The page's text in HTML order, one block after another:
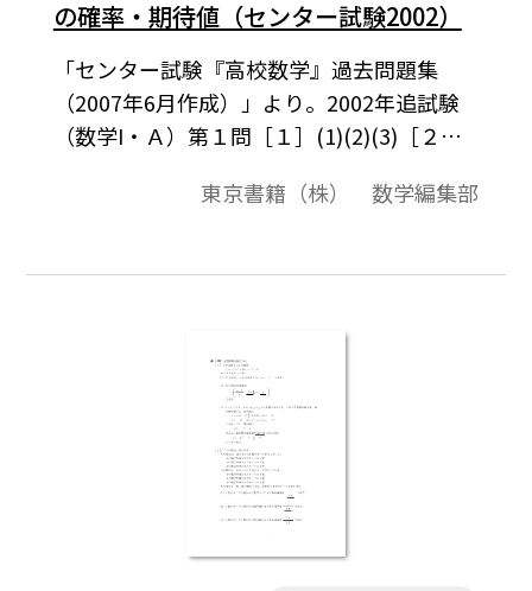
の確率・期待値（センター試験2002）
「センター試験『高校数学』過去問題集
（2007年6月作成）」より。2002年追試験
（数学I・Ａ）第１問［１］(1)(2)(3)［２］
（2007－2012年度用）「数学A」（2008－
2000年から2007年までのセンター試験問題
のなかの１小問です。データは問題と解答を
記載。授業の後，まとめとしての演習問題
などでご利用いただけます。
東京書籍（株） 数学編集部